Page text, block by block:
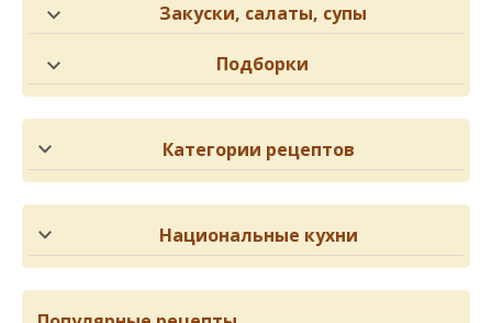
Закуски, салаты, супы
Подборки
Категории рецептов
Национальные кухни